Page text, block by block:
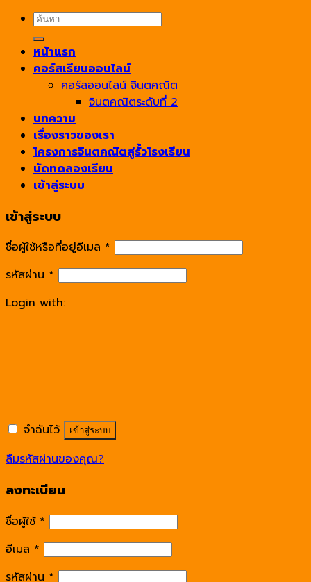
ค้นหา:
หน้าแรก
คอร์สเรียนออนไลน์
คอร์สออนไลน์ จินตคณิต
จินตคณิตระดับที่ 2
บทความ
เรื่องราวของเรา
โครงการจินตคณิตสู่รั้วโรงเรียน
นัดทดลองเรียน
เข้าสู่ระบบ
เข้าสู่ระบบ
ชื่อผู้ใช้หรือที่อยู่อีเมล *
รหัสผ่าน *
Login with:
จำฉันไว้ เข้าสู่ระบบ
ลืมรหัสผ่านของคุณ?
ลงทะเบียน
ชื่อผู้ใช้ *
อีเมล *
รหัสผ่าน *